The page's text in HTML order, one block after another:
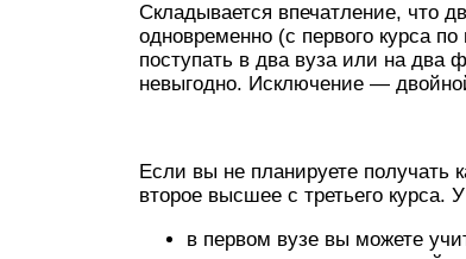
Складывается впечатление, что
одновременно (с первого курса
поступать в два вуза или на два
невыгодно. Исключение —
Если вы не планируете получать
второе высшее с третьего курса.
в первом вузе вы можете